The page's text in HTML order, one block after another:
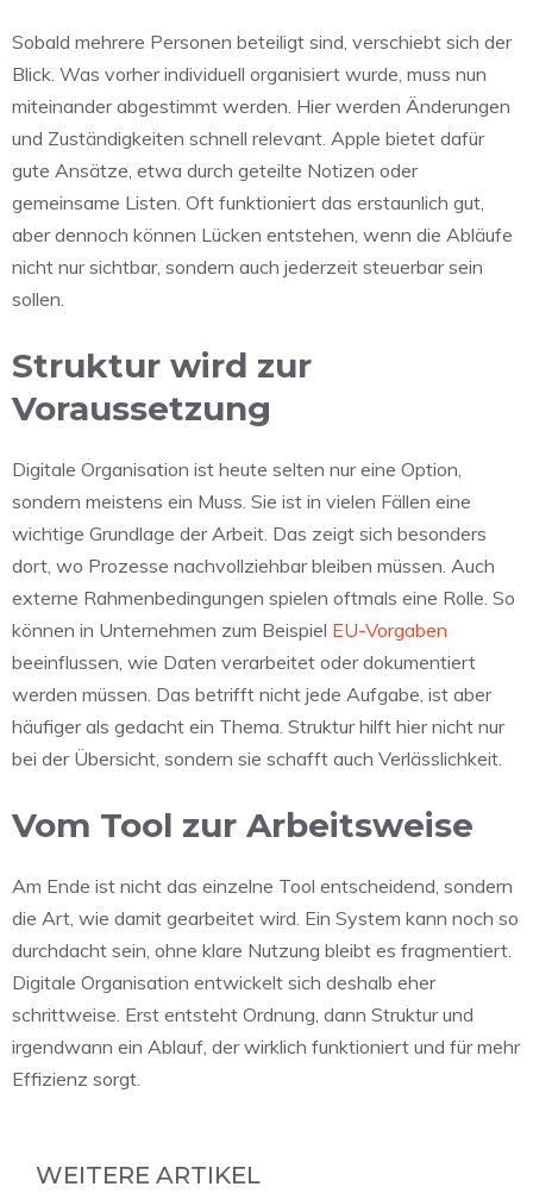
Sobald mehrere Personen beteiligt sind, verschiebt sich der
Blick. Was vorher individuell organisiert wurde, muss nun
miteinander abgestimmt werden. Hier werden Änderungen
und Zuständigkeiten schnell relevant. Apple bietet dafür
gute Ansätze, etwa durch geteilte Notizen oder
gemeinsame Listen. Oft funktioniert das erstaunlich gut,
aber dennoch können Lücken entstehen, wenn die Abläufe
nicht nur sichtbar, sondern auch jederzeit steuerbar sein
sollen.
Struktur wird zur
Voraussetzung
Digitale Organisation ist heute selten nur eine Option,
sondern meistens ein Muss. Sie ist in vielen Fällen eine
wichtige Grundlage der Arbeit. Das zeigt sich besonders
dort, wo Prozesse nachvollziehbar bleiben müssen. Auch
externe Rahmenbedingungen spielen oftmals eine Rolle. So
können in Unternehmen zum Beispiel EU-Vorgaben
beeinflussen, wie Daten verarbeitet oder dokumentiert
werden müssen. Das betrifft nicht jede Aufgabe, ist aber
häufiger als gedacht ein Thema. Struktur hilft hier nicht nur
bei der Übersicht, sondern sie schafft auch Verlässlichkeit.
Vom Tool zur Arbeitsweise
Am Ende ist nicht das einzelne Tool entscheidend, sondern
die Art, wie damit gearbeitet wird. Ein System kann noch so
durchdacht sein, ohne klare Nutzung bleibt es fragmentiert.
Digitale Organisation entwickelt sich deshalb eher
schrittweise. Erst entsteht Ordnung, dann Struktur und
irgendwann ein Ablauf, der wirklich funktioniert und für mehr
Effizienz sorgt.
WEITERE ARTIKEL